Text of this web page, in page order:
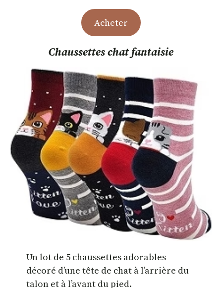
Acheter
Chaussettes chat fantaisie
Un lot de 5 chaussettes adorables
décoré d’une tête de chat à l’arrière du
talon et à l’avant du pied.